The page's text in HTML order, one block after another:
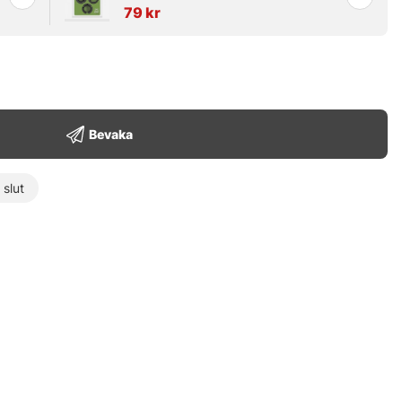
79 kr
Bevaka
slut